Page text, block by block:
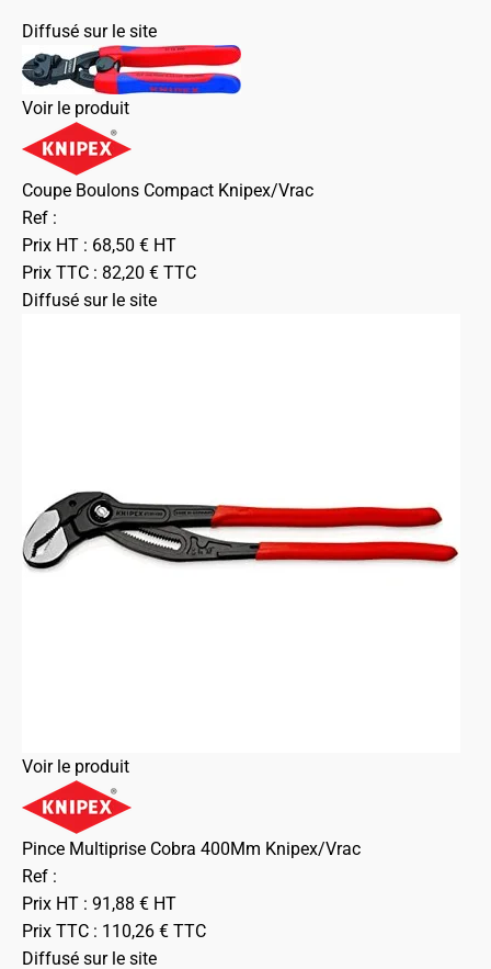
Diffusé sur le site
Voir le produit
Coupe Boulons Compact Knipex/Vrac
Ref :
Prix HT : 68,50 € HT
Prix TTC : 82,20 € TTC
Diffusé sur le site
Voir le produit
Pince Multiprise Cobra 400Mm Knipex/Vrac
Ref :
Prix HT : 91,88 € HT
Prix TTC : 110,26 € TTC
Diffusé sur le site